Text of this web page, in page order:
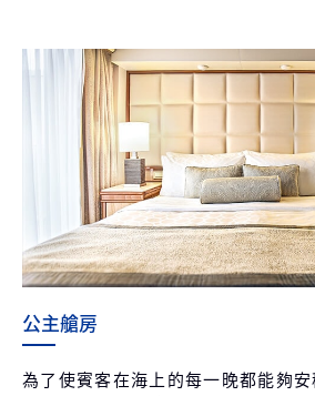
公主艙房
為了使賓客在海上的每一晚都能夠